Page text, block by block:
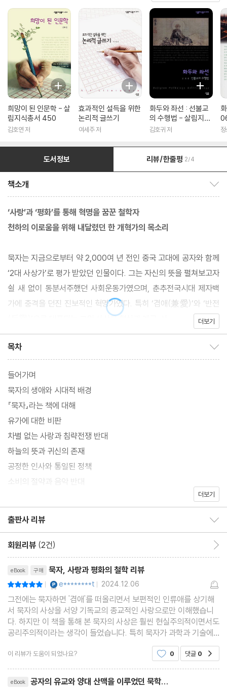
희망이 된 인문학 - 살
림지식총서 450
김호연 저
효과적인 설득을 위한
논리적 글쓰기
여세주 저
화두와 좌선 : 선불교
의 수행법 - 살림지식
총서 316
김호귀 저
도서정보 리뷰/한줄평 2/4
책소개
‘사랑’과 ‘평화’를 통해 혁명을 꿈꾼 철학자
천하의 이로움을 위해 내달렸던 한 개혁가의 목소리
묵자는 지금으로부터 약 2,000여 년 전인 중국 고대에 공자와 함께
‘2대 사상가’로 평가 받았던 인물이다. 그는 자신의 뜻을 펼쳐보고자
쉴 새 없이 동분서주했던 사회운동가였으며, 춘추전국시대 제자백
가에 충격을 던진 진보적인 혁명가였다. 특히 ‘겸애(兼愛)’와 ‘반전
(反戰)’으로 대표되는 그의 사상은 형식과 계급, 사
더보기
목차
들어가며
묵자의 생애와 시대적 배경
『묵자』라는 책에 대해
유가에 대한 비판
차별 없는 사랑과 침략전쟁 반대
하늘의 뜻과 귀신의 존재
공정한 인사와 통일된 정책
소비의 절약과 음악 반대
더보기
출판사 리뷰
회원리뷰 (2건)
eBook 구매 묵자, 사랑과 평화의 철학 리뷰
| e********t | 2024.12.06
그전에는 묵자하면 '겸애'를 떠올리면서 보편적인 인류애를 상기해
서 묵자의 사상을 서양 기독교의 종교적인 사랑으로만 이해했습니
다. 하지만 이 책을 통해 본 묵자의 사상은 훨씬 현실주의적이면서도
공리주의적이라는 생각이 들었습니다. 특히 묵자가 과학과 기술에
상당한 대가이며 이를 평화를 위해 사용했다는 측면이 가장 인상적
이었습니다. 그리고 이러한 사상 중심에는 비공과
이 리뷰가 도움이 되었나요? 0 댓글 0
eBook 공자의 유교와 양대 산맥을 이루었던 묵학...